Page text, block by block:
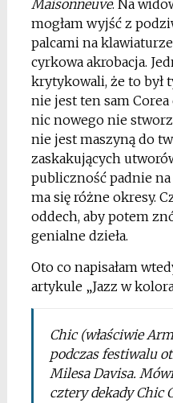
Maisonneuve. Na
mogłam wyjść z
palcami na
cyrkowa akrobacja.
krytykowali, że to był
nie jest ten sam
nic nowego nie
nie jest maszyną do
zaskakujących
publiczność padnie
ma się różne okresy.
oddech, aby potem
genialne dzieła.
Oto co napisałam
artykule „Jazz w
Chic (właściwie
podczas festiwalu
Milesa Davisa.
cztery dekady Chic